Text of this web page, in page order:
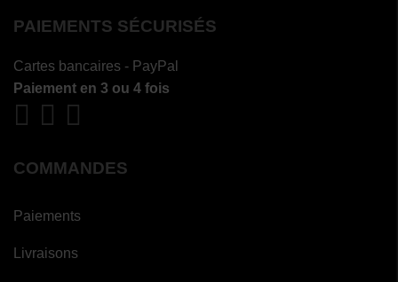
PAIEMENTS SÉCURISÉS
Cartes bancaires - PayPal
Paiement en 3 ou 4 fois
COMMANDES
Paiements
Livraisons